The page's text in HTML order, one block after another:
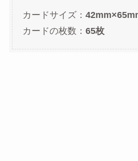
カードサイズ：
カードの枚数： 65枚